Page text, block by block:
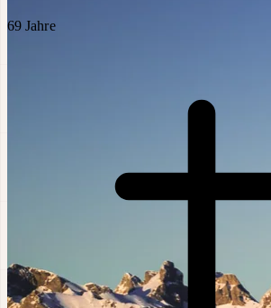
69 Jahre